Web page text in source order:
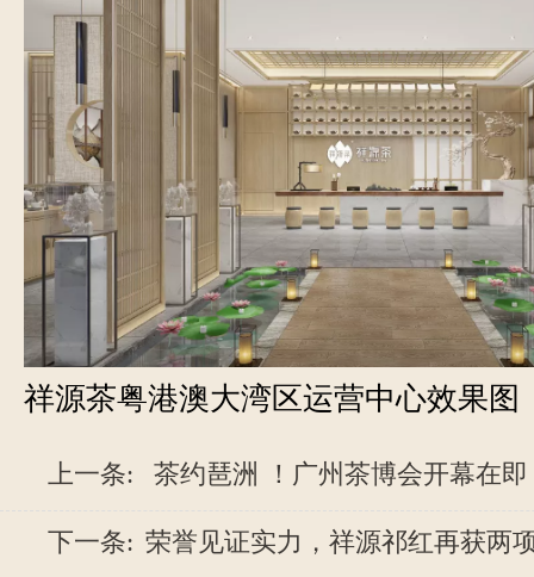
祥源茶粤港澳大湾区运营中心效果图
上一条: 茶约琶洲 ！广州茶博会开幕在
下一条: 荣誉见证实力，祥源祁红再获两